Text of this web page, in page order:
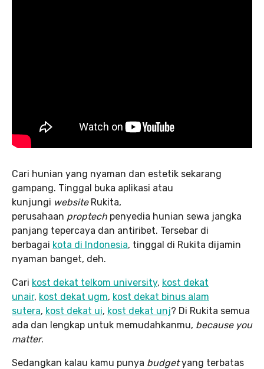
Cari hunian yang nyaman dan estetik sekarang
gampang. Tinggal buka aplikasi atau
kunjungi websiteRukita,
perusahaan proptech penyedia hunian sewa jangka
panjang tepercaya dan antiribet. Tersebar di
berbagai kota di Indonesia, tinggal di Rukita dijamin
nyaman banget, deh.
Cari kost dekat telkom university, kost dekat
unair, kost dekat ugm, kost dekat binus alam
sutera, kost dekat ui, kost dekat unj? Di Rukita semua
ada dan lengkap untuk memudahkanmu, because you
matter.
Sedangkan kalau kamu punya budgetyang terbatas